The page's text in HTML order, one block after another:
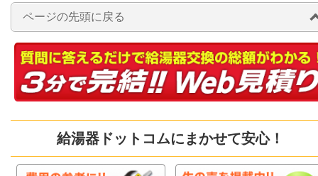
ページの先頭に戻る
給湯器ドットコムにまかせて安心！